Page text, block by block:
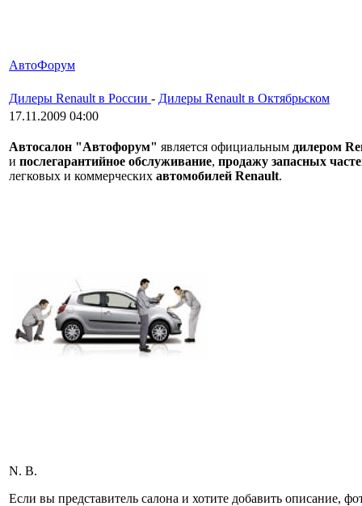
АвтоФорум
Дилеры Renault в России - Дилеры Renault в Октябрьском
17.11.2009 04:00
Автосалон "Автофорум" является официальным дилером
и послегарантийное обслуживание, продажу запасных
легковых и коммерческих автомобилей Renault.
N. B.
Если вы представитель салона и хотите добавить